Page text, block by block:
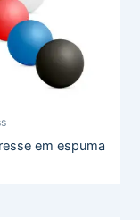
em espuma